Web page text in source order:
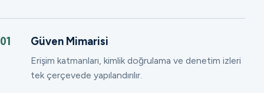
01 Güven Mimarisi
Erişim katmanları, kimlik doğrulama ve denetim izleri
tek çerçevede yapılandırılır.